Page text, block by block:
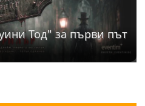
Тод" за първи път